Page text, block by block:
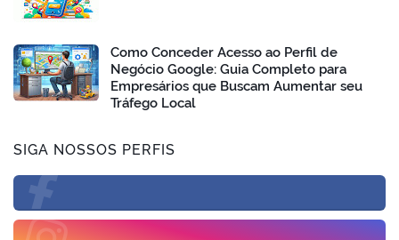
Como Conceder Acesso ao Perfil de
Negócio Google: Guia Completo para
Empresários que Buscam Aumentar seu
Tráfego Local
SIGA NOSSOS PERFIS